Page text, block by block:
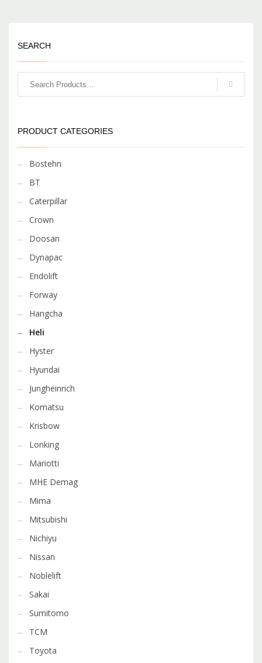
SEARCH
PRODUCT CATEGORIES
Bostehn
BT
Caterpillar
Crown
Doosan
Dynapac
Endolift
Forway
Hangcha
Heli
Hyster
Hyundai
Jungheinrich
Komatsu
Krisbow
Lonking
Mariotti
MHE Demag
Mima
Mitsubishi
Nichiyu
Nissan
Noblelift
Sakai
Sumitomo
TCM
Toyota